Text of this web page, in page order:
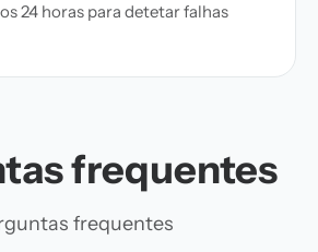
24 horas para detetar falhas
frequentes
frequentes